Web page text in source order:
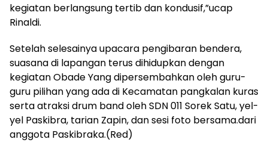
kegiatan berlangsung tertib dan kondusif,”ucap
Rinaldi.
Setelah selesainya upacara pengibaran bendera,
suasana di lapangan terus dihidupkan dengan
kegiatan Obade Yang dipersembahkan oleh guru-
guru pilihan yang ada di Kecamatan pangkalan kuras
serta atraksi drum band oleh SDN 011 Sorek Satu, yel-
yel Paskibra, tarian Zapin, dan sesi foto bersama.dari
anggota Paskibraka.(Red)